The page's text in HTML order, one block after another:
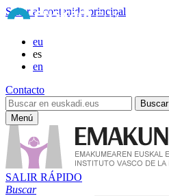
Saltar al contenido principal
eu
es
en
Contacto
Menú
SALIR RÁPIDO
Buscar